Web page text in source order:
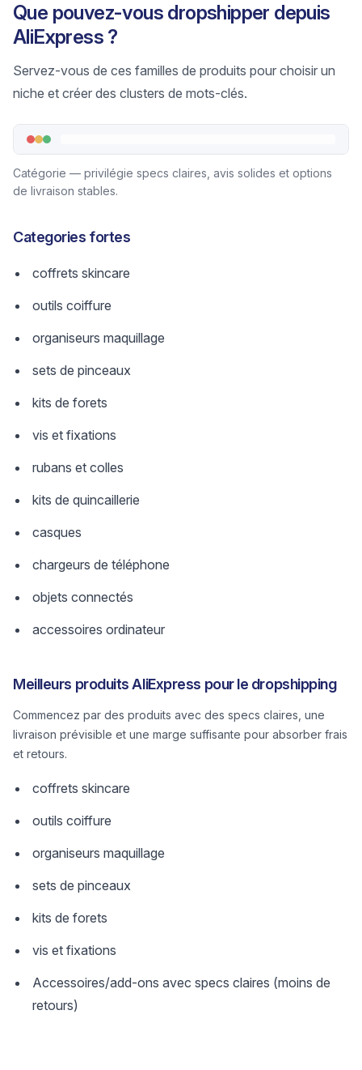
Que pouvez-vous dropshipper depuis
AliExpress ?
Servez-vous de ces familles de produits pour choisir un
niche et créer des clusters de mots-clés.
Catégorie — privilégie specs claires, avis solides et options
de livraison stables.
Categories fortes
coffrets skincare
outils coiffure
organiseurs maquillage
sets de pinceaux
kits de forets
vis et fixations
rubans et colles
kits de quincaillerie
casques
chargeurs de téléphone
objets connectés
accessoires ordinateur
Meilleurs produits AliExpress pour le dropshipping
Commencez par des produits avec des specs claires, une
livraison prévisible et une marge suffisante pour absorber frais
et retours.
coffrets skincare
outils coiffure
organiseurs maquillage
sets de pinceaux
kits de forets
vis et fixations
Accessoires/add-ons avec specs claires (moins de
retours)